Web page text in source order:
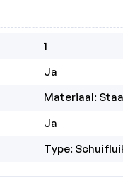
1
Ja
Materiaal:
Ja
Type: